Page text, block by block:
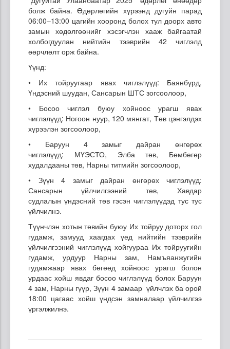
болж байна. Өдөрлөгийн хүрээнд дугуйн парад
06:00–13:00 цагийн хооронд болох тул доорх авто
замын хөдөлгөөнийг хэсэгчлэн хааж байгаатай
холбогдуулан нийтийн тээврийн 42 чиглэлд
өөрчлөлт орж байна.
Үүнд:
• Их тойруугаар явах чиглэлүүд: Баянбүрд,
Үндэсний шуудан, Сансарын ШТС зогсоолоор,
• Босоо чиглэл буюу хойноос урагш явах
чиглэлүүд: Ногоон нуур, 120 мянгат, Төв цэнгэлдэх
хүрээлэн зогсоолоор,
• Баруун 4 замыг дайран өнгөрөх
чиглэлүүд: МҮЭСТО, Элба төв, Бөмбөгөр
худалдааны төв, Нарны титмийн зогсоолоор,
• Зүүн 4 замыг дайран өнгөрөх чиглэлүүд:
Сансарын үйлчилгээний төв, Хавдар
судлалын үндэсний төв гэсэн чиглэлүүдэд тус тус
үйлчилнэ.
Түүнчлэн хотын төвийн буюу Их тойруу доторх гол
гудамж, замууд хаагдах үед нийтийн тээврийн
үйлчилгээний чиглэлүүд хойгуураа Их тойруугийн
гудамж, урдуур Нарны зам, Намъяанжугийн
гудамжаар явах бөгөөд хойноос урагш болон
урдаас хойш явдаг босоо чиглэлүүд болох Баруун
4 зам, Нарны гүүр, Зүүн 4 замаар үйлчлэх ба орой
18:00 цагаас хойш үндсэн замналаар үйлчилгээ
үргэлжилнэ.